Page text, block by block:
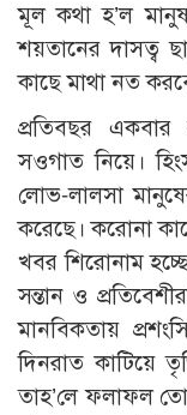
মূল কথা হ’ল
শয়তানের দাসত্ব
কাছে মাথা নত
প্রতিবছর একবার
সওগাত নিয়ে।
লোভ-লালসা
করেছে। করোনা
খবর শিরোনাম
সন্তান ও
মানবিকতায়
দিনরাত কাটিয়ে
তাহ’লে ফলাফল